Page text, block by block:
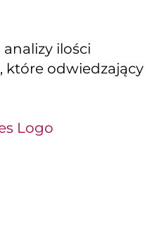
analizy ilości
które odwiedzający